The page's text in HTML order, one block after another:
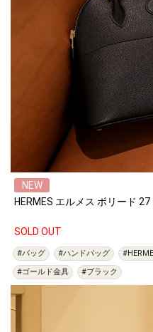
NEW
HERMES エルメス ボリード
SOLD OUT
#バッグ #ハンドバッグ
#ゴールド金具
#ブラック